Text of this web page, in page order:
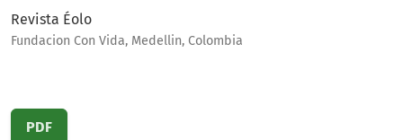
Revista Éolo
Fundacion Con Vida, Medellin, Colombia
PDF